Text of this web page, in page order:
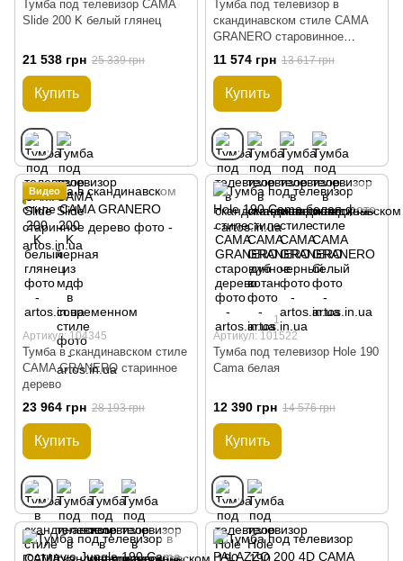
Тумба под телевизор CAMA
Slide 200 K белый глянец
21 538 грн 25 339 грн
Купить
Тумба под телевизор в
скандинавском стиле CAMA
GRANERO старовинное
дерево
11 574 грн 13 617 грн
Купить
Видео
Артикул: 104345
Тумба в скандинавском стиле
CAMA GRANERO старинное
дерево
23 964 грн 28 193 грн
Купить
1
Артикул: 101522
Тумба под телевизор Hole 190
Cama белая
12 390 грн 14 576 грн
Купить